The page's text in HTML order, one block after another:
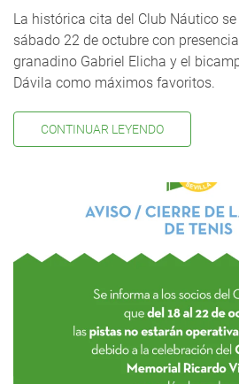
La histórica cita del Club Náutico
sábado 22 de octubre con
granadino Gabriel Elicha y el
Dávila como máximos favoritos.
CONTINUAR LEYENDO